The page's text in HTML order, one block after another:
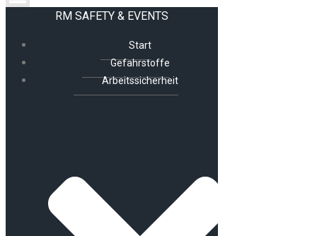
RM SAFETY & EVENTS
Start
Gefahrstoffe
Arbeitssicherheit